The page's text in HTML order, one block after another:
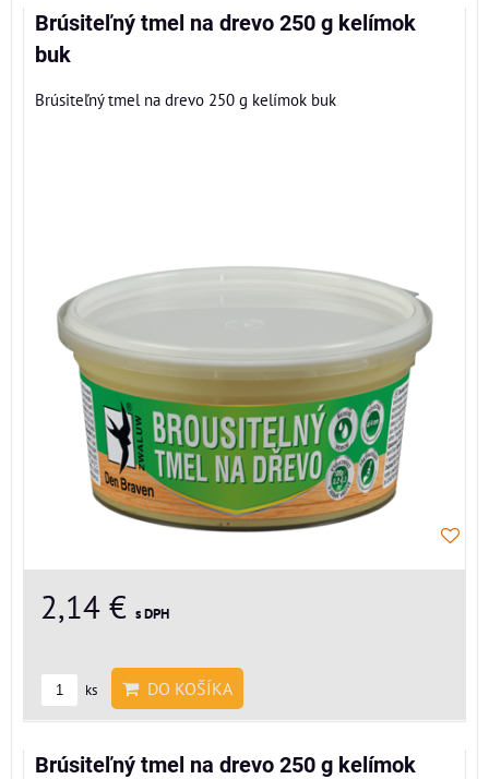
Brúsiteľný tmel na drevo 250 g kelímok
buk
Brúsiteľný tmel na drevo 250 g kelímok buk
2,14 € s DPH
ks DO KOŠÍKA
Brúsiteľný tmel na drevo 250 g kelímok